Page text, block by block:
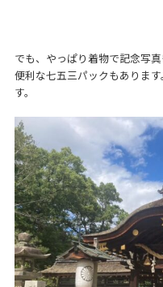
でも、やっぱり着物で記念写
便利な七五三パックもありま
す。